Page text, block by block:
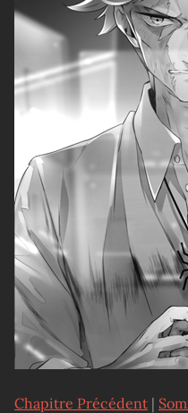
Chapitre Précédent |